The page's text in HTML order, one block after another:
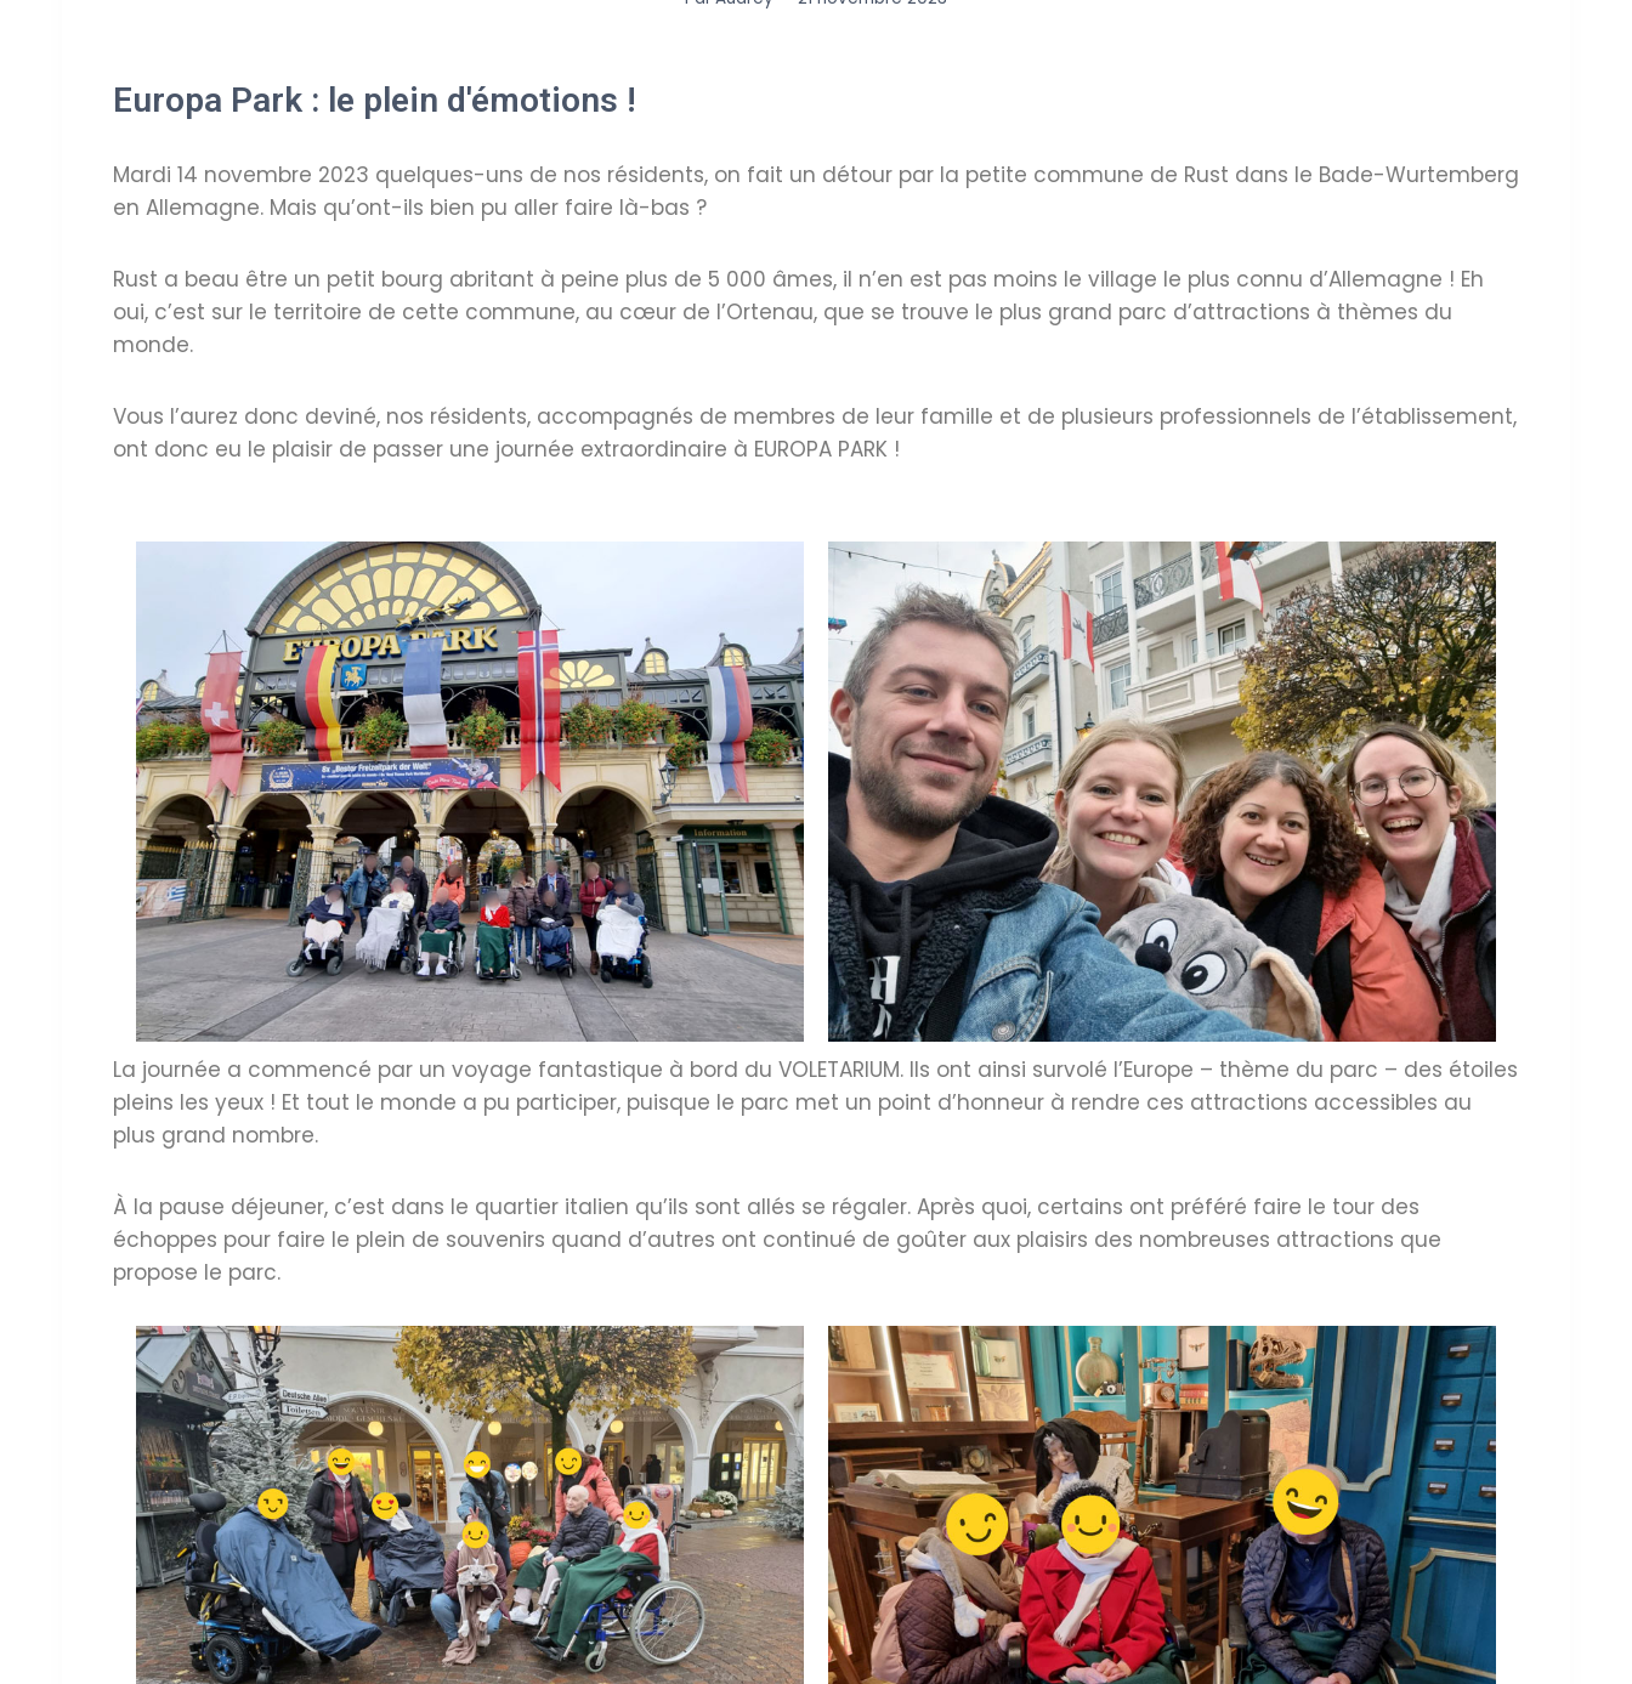
Europa Park : le plein d'émotions !
Mardi 14 novembre 2023 quelques-uns de nos résidents, on fait un détour par la petite commune de Rust dans le Bade-Wurtemberg
en Allemagne. Mais qu’ont-ils bien pu aller faire là-bas ?
Rust a beau être un petit bourg abritant à peine plus de 5 000 âmes, il n’en est pas moins le village le plus connu d’Allemagne ! Eh
oui, c’est sur le territoire de cette commune, au cœur de l’Ortenau, que se trouve le plus grand parc d’attractions à thèmes du
monde.
Vous l’aurez donc deviné, nos résidents, accompagnés de membres de leur famille et de plusieurs professionnels de l’établissement,
ont donc eu le plaisir de passer une journée extraordinaire à EUROPA PARK !
La journée a commencé par un voyage fantastique à bord du VOLETARIUM. Ils ont ainsi survolé l’Europe – thème du parc – des étoiles
pleins les yeux ! Et tout le monde a pu participer, puisque le parc met un point d’honneur à rendre ces attractions accessibles au
plus grand nombre.
À la pause déjeuner, c’est dans le quartier italien qu’ils sont allés se régaler. Après quoi, certains ont préféré faire le tour des
échoppes pour faire le plein de souvenirs quand d’autres ont continué de goûter aux plaisirs des nombreuses attractions que
propose le parc.